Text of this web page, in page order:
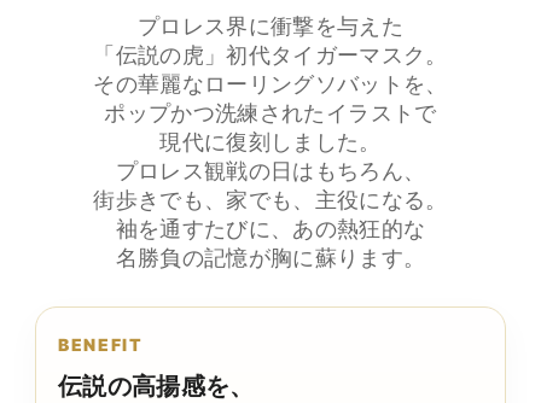
プロレス界に衝撃を与えた
「伝説の虎」初代タイガーマスク。
その華麗なローリングソバットを、
ポップかつ洗練されたイラストで
現代に復刻しました。
プロレス観戦の日はもちろん、
街歩きでも、家でも、主役になる。
袖を通すたびに、あの熱狂的な
名勝負の記憶が胸に蘇ります。
BENEFIT
伝説の高揚感を、